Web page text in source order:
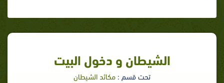
الشيطان و دخول البيت
تحت قسم : مكائد الشيطان